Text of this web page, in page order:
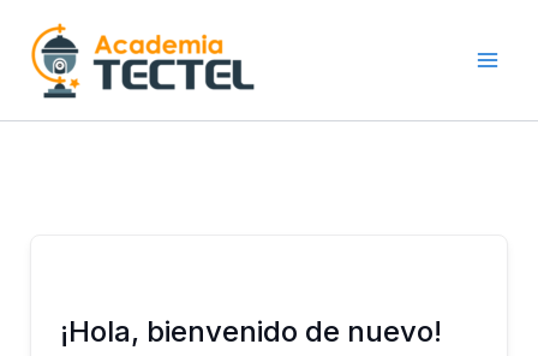
contenido
¡Hola, bienvenido de nuevo!